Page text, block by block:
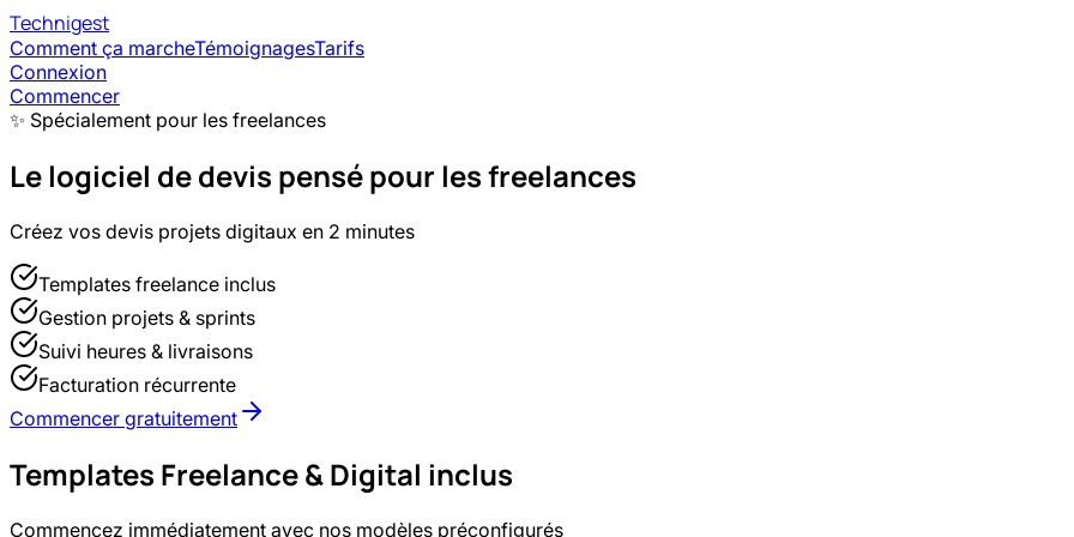
Technigest
Comment ça marcheTémoignagesTarifs
Connexion
Commencer
✨ Spécialement pour les freelances
Le logiciel de devis pensé pour les freelances
Créez vos devis projets digitaux en 2 minutes
Templates freelance inclus
Gestion projets & sprints
Suivi heures & livraisons
Facturation récurrente
Commencer gratuitement
Templates Freelance & Digital inclus
Commencez immédiatement avec nos modèles préconfigurés